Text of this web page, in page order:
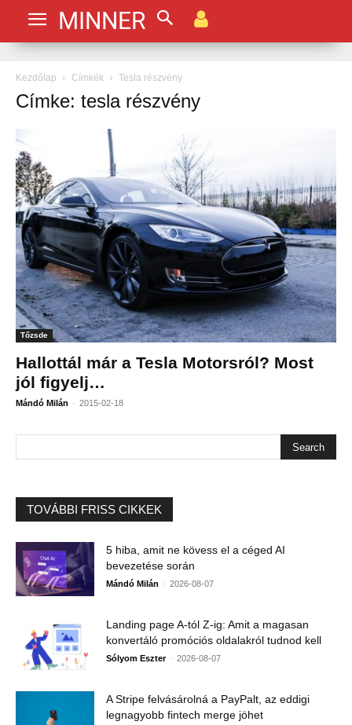
MINNER
Kezdőlap Címkék Tesla részvény
Címke: tesla részvény
Tőzsde
Hallottál már a Tesla Motorsról? Most
jól figyelj…
Mándó Milán - 2015-02-18
TOVÁBBI FRISS CIKKEK
5 hiba, amit ne kövess el a céged AI
bevezetése során
Mándó Milán - 2026-08-07
Landing page A-tól Z-ig: Amit a magasan
konvertáló promóciós oldalakról tudnod kell
Sólyom Eszter - 2026-08-07
A Stripe felvásárolná a PayPalt, az eddigi
legnagyobb fintech merge jöhet